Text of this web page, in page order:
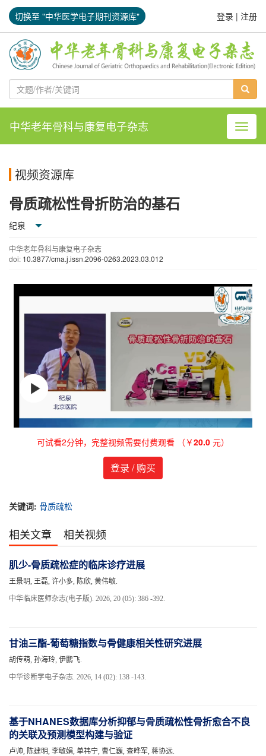
切换至 "中华医学电子期刊资源库" 登录 | 注册
导航
中华老年骨科与康复电子杂志
视频资源库
骨质疏松性骨折防治的基石
纪泉
中华老年骨科与康复电子杂志
doi: 10.3877/cma.j.issn.2096-0263.2023.03.012
可试看2分钟，完整视频需要付费观看 （￥20.0 元）
登录 / 购买
关键词: 骨质疏松
相关文章 相关视频
肌少-骨质疏松症的临床诊疗进展
王景明, 王磊, 许小多, 陈欣, 黄伟敏.
中华临床医师杂志(电子版). 2026, 20 (05): 386 -392.
甘油三酯-葡萄糖指数与骨健康相关性研究进展
胡传萌, 孙海玲, 伊鹏飞.
中华诊断学电子杂志. 2026, 14 (02): 138 -143.
基于NHANES数据库分析抑郁与骨质疏松性骨折愈合不良
的关联及预测模型构建与验证
卢帅, 陈建明, 李敏娟, 单祎宁, 曹仁巍, 查晔军, 蒋协远.